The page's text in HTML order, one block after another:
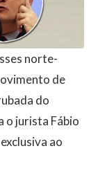
norte-
de
do
o jurista Fábio
ao